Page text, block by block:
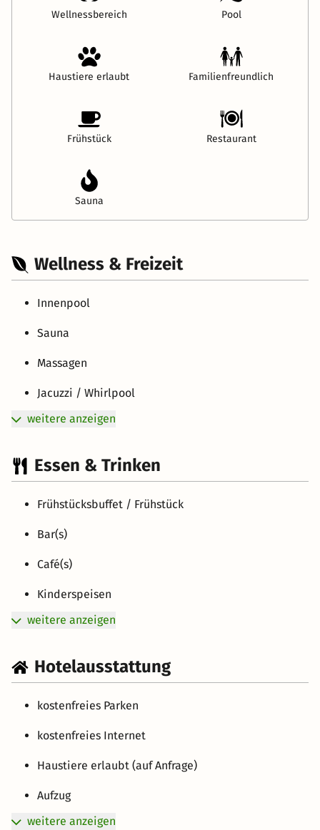
Wellnessbereich Pool
Haustiere erlaubt Familienfreundlich
Frühstück Restaurant
Sauna
Wellness & Freizeit
Innenpool
Sauna
Massagen
Jacuzzi / Whirlpool
weitere anzeigen
Essen & Trinken
Frühstücksbuffet / Frühstück
Bar(s)
Café(s)
Kinderspeisen
weitere anzeigen
Hotelausstattung
kostenfreies Parken
kostenfreies Internet
Haustiere erlaubt (auf Anfrage)
Aufzug
weitere anzeigen